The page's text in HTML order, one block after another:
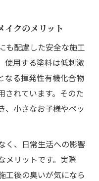
イクのメリット
も配慮した安全な施工
使用する塗料は低刺激
なる揮発性有機化合物
されています。そのた
、小さなお子様やペッ
く、日常生活への影響
メリットです。実際
工後の臭いが気になら